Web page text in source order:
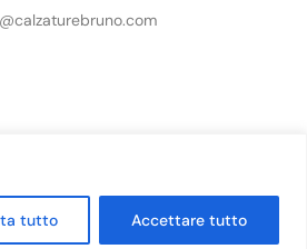
tutto Accettare tutto